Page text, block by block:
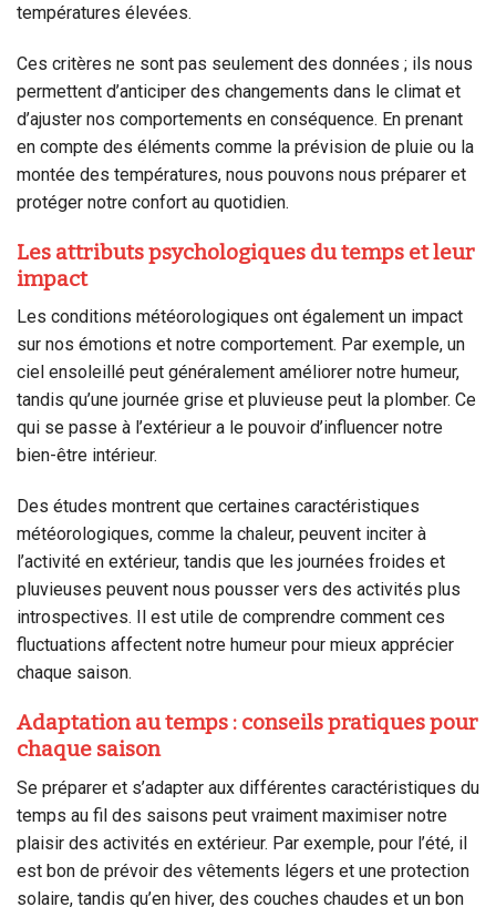
températures élevées.
Ces critères ne sont pas seulement des données ; ils nous
permettent d’anticiper des changements dans le climat et
d’ajuster nos comportements en conséquence. En prenant
en compte des éléments comme la prévision de pluie ou la
montée des températures, nous pouvons nous préparer et
protéger notre confort au quotidien.
Les attributs psychologiques du temps et leur
impact
Les conditions météorologiques ont également un impact
sur nos émotions et notre comportement. Par exemple, un
ciel ensoleillé peut généralement améliorer notre humeur,
tandis qu’une journée grise et pluvieuse peut la plomber. Ce
qui se passe à l’extérieur a le pouvoir d’influencer notre
bien-être intérieur.
Des études montrent que certaines caractéristiques
météorologiques, comme la chaleur, peuvent inciter à
l’activité en extérieur, tandis que les journées froides et
pluvieuses peuvent nous pousser vers des activités plus
introspectives. Il est utile de comprendre comment ces
fluctuations affectent notre humeur pour mieux apprécier
chaque saison.
Adaptation au temps : conseils pratiques pour
chaque saison
Se préparer et s’adapter aux différentes caractéristiques du
temps au fil des saisons peut vraiment maximiser notre
plaisir des activités en extérieur. Par exemple, pour l’été, il
est bon de prévoir des vêtements légers et une protection
solaire, tandis qu’en hiver, des couches chaudes et un bon